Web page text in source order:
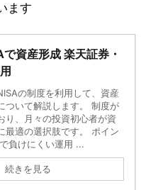
ます
資産形成 楽天証券・
の制度を利用して、資産
ついて解説します。 制度が
り、月々の投資初心者が資
最適の選択肢です。 ポイン
負けにくい運用 ...
続きを見る